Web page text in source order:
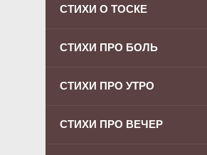
СТИХИ О ТОСКЕ
СТИХИ ПРО БОЛЬ
СТИХИ ПРО УТРО
СТИХИ ПРО ВЕЧЕР